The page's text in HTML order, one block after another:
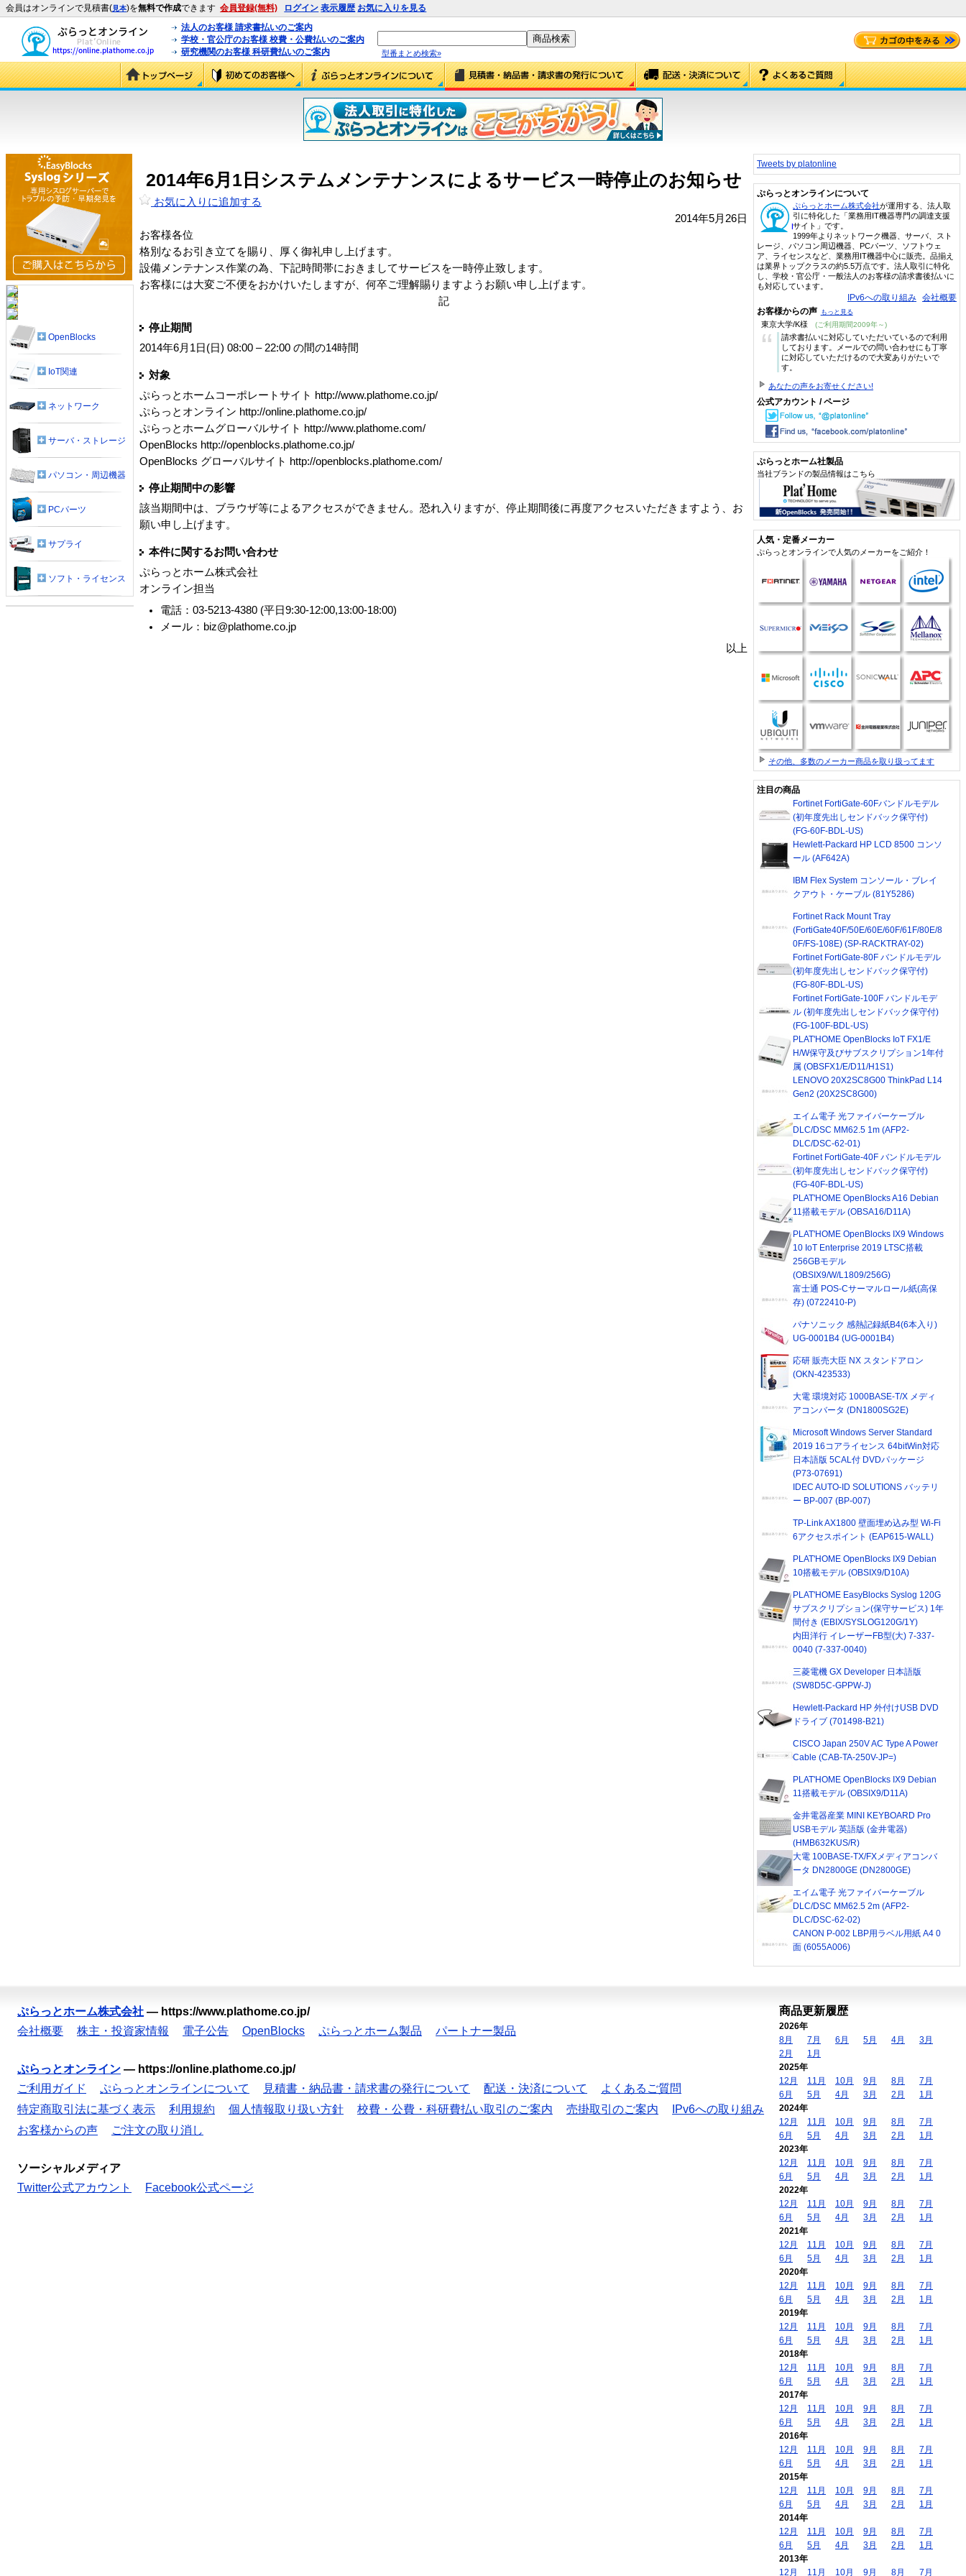
会員はオンラインで見積書(見本)を無料で作成できます 会員登録(無料) ログイン 表示履歴 お気に入りを見る
法人のお客様 請求書払いのご案内
学校・官公庁のお客様 校費・公費払いのご案内
研究機関のお客様 科研費払いのご案内
型番まとめ検索»
2014年6月1日システムメンテナンスによるサービス一時停止のお知らせ
お気に入りに追加する
2014年5月26日
お客様各位
格別なるお引き立てを賜り、厚く御礼申し上げます。
設備メンテナンス作業の為、下記時間帯におきましてサービスを一時停止致します。
お客様には大変ご不便をおかけいたしますが、何卒ご理解賜りますようお願い申し上げます。
記
停止期間
2014年6月1日(日) 08:00 – 22:00 の間の14時間
対象
ぷらっとホームコーポレートサイト http://www.plathome.co.jp/
ぷらっとオンライン http://online.plathome.co.jp/
ぷらっとホームグローバルサイト http://www.plathome.com/
OpenBlocks http://openblocks.plathome.co.jp/
OpenBlocks グローバルサイト http://openblocks.plathome.com/
停止期間中の影響
該当期間中は、ブラウザ等によるアクセスができません。恐れ入りますが、停止期間後に再度アクセスいただきますよう、お
願い申し上げます。
本件に関するお問い合わせ
ぷらっとホーム株式会社
オンライン担当
電話：03-5213-4380 (平日9:30-12:00,13:00-18:00)
メール：biz@plathome.co.jp
以上
OpenBlocks
IoT関連
ネットワーク
サーバ・ストレージ
パソコン・周辺機器
PCパーツ
サプライ
ソフト・ライセンス
Tweets by platonline
ぷらっとオンラインについて
ぷらっとホーム株式会社が運用する、法人取
引に特化した「業務用IT機器専門の調達支援
サイト」です。
1999年よりネットワーク機器、サーバ、スト
レージ、パソコン周辺機器、PCパーツ、ソフトウェ
ア、ライセンスなど、業務用IT機器中心に販売。品揃え
は業界トップクラスの約5.5万点です。法人取引に特化
し、学校・官公庁・一般法人のお客様の請求書後払いに
も対応しています。
IPv6への取り組み 会社概要
お客様からの声 もっと見る
東京大学/K様 (ご利用期間2009年～)
“
請求書払いに対応していただいているので利用
しております。メールでの問い合わせにも丁寧
に対応していただけるので大変ありがたいで
す。
あなたの声をお寄せください!
公式アカウント / ページ
ぷらっとホーム社製品
当社ブランドの製品情報はこちら
人気・定番メーカー
ぷらっとオンラインで人気のメーカーをご紹介！
その他、多数のメーカー商品を取り扱ってます
注目の商品
Fortinet FortiGate-60Fバンドルモデル
(初年度先出しセンドバック保守付)
(FG-60F-BDL-US)
Hewlett-Packard HP LCD 8500 コンソ
ール (AF642A)
IBM Flex System コンソール・ブレイ
クアウト・ケーブル (81Y5286)
Fortinet Rack Mount Tray
(FortiGate40F/50E/60E/60F/61F/80E/8
0F/FS-108E) (SP-RACKTRAY-02)
Fortinet FortiGate-80F バンドルモデル
(初年度先出しセンドバック保守付)
(FG-80F-BDL-US)
Fortinet FortiGate-100F バンドルモデ
ル (初年度先出しセンドバック保守付)
(FG-100F-BDL-US)
PLAT'HOME OpenBlocks IoT FX1/E
H/W保守及びサブスクリプション1年付
属 (OBSFX1/E/D11/H1S1)
LENOVO 20X2SC8G00 ThinkPad L14
Gen2 (20X2SC8G00)
エイム電子 光ファイバーケーブル
DLC/DSC MM62.5 1m (AFP2-
DLC/DSC-62-01)
Fortinet FortiGate-40F バンドルモデル
(初年度先出しセンドバック保守付)
(FG-40F-BDL-US)
PLAT'HOME OpenBlocks A16 Debian
11搭載モデル (OBSA16/D11A)
PLAT'HOME OpenBlocks IX9 Windows
10 IoT Enterprise 2019 LTSC搭載
256GBモデル
(OBSIX9/W/L1809/256G)
富士通 POS-Cサーマルロール紙(高保
存) (0722410-P)
パナソニック 感熱記録紙B4(6本入り)
UG-0001B4 (UG-0001B4)
応研 販売大臣 NX スタンドアロン
(OKN-423533)
大電 環境対応 1000BASE-T/X メディ
アコンバータ (DN1800SG2E)
Microsoft Windows Server Standard
2019 16コアライセンス 64bitWin対応
日本語版 5CAL付 DVDパッケージ
(P73-07691)
IDEC AUTO-ID SOLUTIONS バッテリ
ー BP-007 (BP-007)
TP-Link AX1800 壁面埋め込み型 Wi-Fi
6アクセスポイント (EAP615-WALL)
PLAT'HOME OpenBlocks IX9 Debian
10搭載モデル (OBSIX9/D10A)
PLAT'HOME EasyBlocks Syslog 120G
サブスクリプション(保守サービス) 1年
間付き (EBIX/SYSLOG120G/1Y)
内田洋行 イレーザーFB型(大) 7-337-
0040 (7-337-0040)
三菱電機 GX Developer 日本語版
(SW8D5C-GPPW-J)
Hewlett-Packard HP 外付けUSB DVD
ドライブ (701498-B21)
CISCO Japan 250V AC Type A Power
Cable (CAB-TA-250V-JP=)
PLAT'HOME OpenBlocks IX9 Debian
11搭載モデル (OBSIX9/D11A)
金井電器産業 MINI KEYBOARD Pro
USBモデル 英語版 (金井電器)
(HMB632KUS/R)
大電 100BASE-TX/FXメディアコンバ
ータ DN2800GE (DN2800GE)
エイム電子 光ファイバーケーブル
DLC/DSC MM62.5 2m (AFP2-
DLC/DSC-62-02)
CANON P-002 LBP用ラベル用紙 A4 0
面 (6055A006)
ぷらっとホーム株式会社 — https://www.plathome.co.jp/
会社概要
株主・投資家情報 電子公告 OpenBlocks ぷらっとホーム製品 パートナー製品
ぷらっとオンライン — https://online.plathome.co.jp/
ご利用ガイド
ぷらっとオンラインについて 見積書・納品書・請求書の発行について 配送・決済について
よくあるご質問
特定商取引法に基づく表示
利用規約 個人情報取り扱い方針 校費・公費・科研費払い取引のご案内 売掛取引のご案内
IPv6への取り組み
お客様からの声
ご注文の取り消し
ソーシャルメディア
Twitter公式アカウント
Facebook公式ページ
商品更新履歴
2026年
8月
7月 6月 5月 4月
3月
2月
1月
2025年
12月
11月 10月 9月 8月
7月
6月
5月 4月 3月 2月
1月
2024年
12月
11月 10月 9月 8月
7月
6月
5月 4月 3月 2月
1月
2023年
12月
11月 10月 9月 8月
7月
6月
5月 4月 3月 2月
1月
2022年
12月
11月 10月 9月 8月
7月
6月
5月 4月 3月 2月
1月
2021年
12月
11月 10月 9月 8月
7月
6月
5月 4月 3月 2月
1月
2020年
12月
11月 10月 9月 8月
7月
6月
5月 4月 3月 2月
1月
2019年
12月
11月 10月 9月 8月
7月
6月
5月 4月 3月 2月
1月
2018年
12月
11月 10月 9月 8月
7月
6月
5月 4月 3月 2月
1月
2017年
12月
11月 10月 9月 8月
7月
6月
5月 4月 3月 2月
1月
2016年
12月
11月 10月 9月 8月
7月
6月
5月 4月 3月 2月
1月
2015年
12月
11月 10月 9月 8月
7月
6月
5月 4月 3月 2月
1月
2014年
12月
11月 10月 9月 8月
7月
6月
5月 4月 3月 2月
1月
2013年
12月
11月 10月 9月 8月 7月